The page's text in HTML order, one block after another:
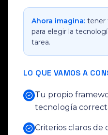
Ahora imagina: tener
para elegir la
tarea.
LO QUE VAMOS A
Tu propio
tecnología
Criterios claros